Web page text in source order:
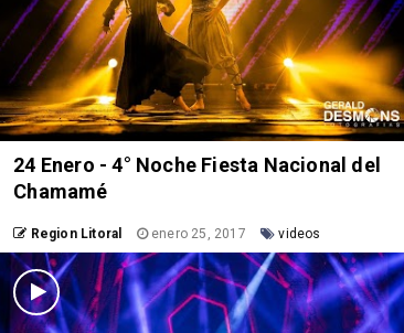
24 Enero - 4° Noche Fiesta Nacional del
Chamamé
Region Litoral enero 25, 2017 videos